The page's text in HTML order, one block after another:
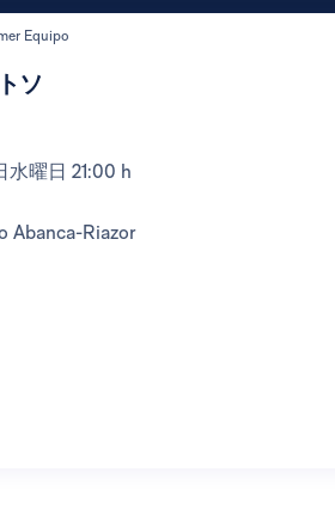
Equipo
ソ
水曜日 21:00 h
Abanca-Riazor